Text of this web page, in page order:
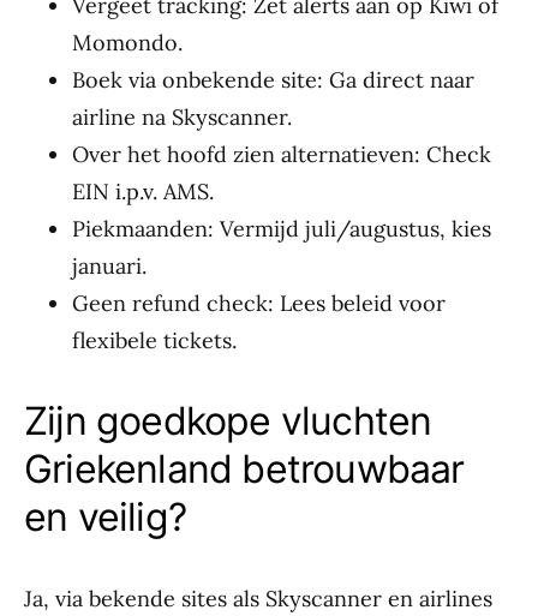
Momondo.
Boek via onbekende site: Ga direct naar
airline na Skyscanner.
Over het hoofd zien alternatieven: Check
EIN i.p.v. AMS.
Piekmaanden: Vermijd juli/augustus, kies
januari.
Geen refund check: Lees beleid voor
flexibele tickets.
Zijn goedkope vluchten
Griekenland betrouwbaar
en veilig?
Ja, via bekende sites als Skyscanner en airlines